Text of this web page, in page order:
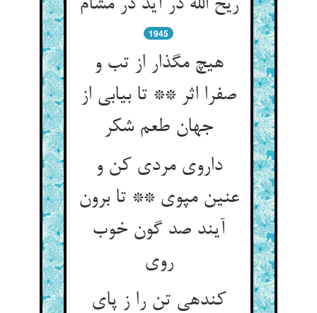
ریح الله در آید در مشام‏
1945
هیچ مگذار از تب و
صفرا اثر ** تا بیابی از
جهان طعم شکر
داروی مردی کن و
عنین مپوی ** تا برون
آیند صد گون خوب
روی‏
کنده‏ی تن را ز پای